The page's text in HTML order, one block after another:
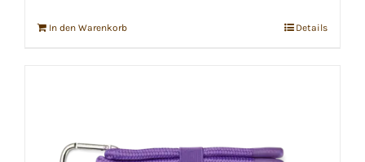
In den Warenkorb Details